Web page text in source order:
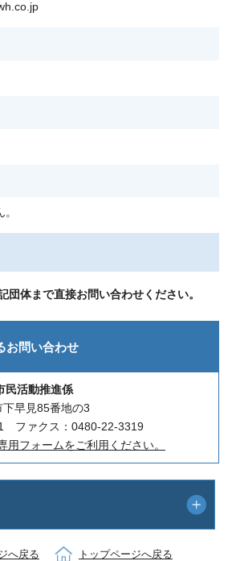
団体まで直接お問い合わせください。
お問い合わせ
民活動推進係
早見85番地の3
ファクス：0480-22-3319
用フォームをご利用ください。
へ戻る トップページへ戻る